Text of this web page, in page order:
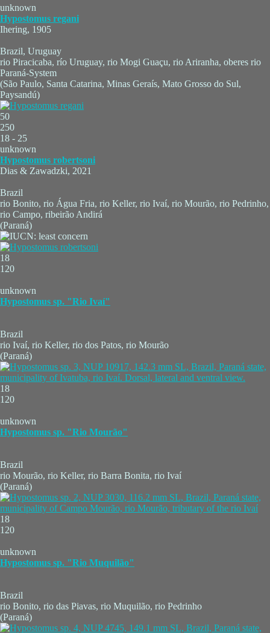
unknown
Hypostomus regani
Ihering, 1905
Brazil, Uruguay
rio Piracicaba, río Uruguay, rio Mogi Guaçu, rio Ariranha, oberes rio
Paraná-System
(São Paulo, Santa Catarina, Minas Geraís, Mato Grosso do Sul,
Paysandú)
50
250
18 - 25
unknown
Hypostomus robertsoni
Dias & Zawadzki, 2021
Brazil
rio Bonito, rio Água Fria, rio Keller, rio Ivaí, rio Mourão, rio Pedrinho,
rio Campo, ribeirão Andirá
(Paraná)
18
120
unknown
Hypostomus sp. "Rio Ivaí"
Brazil
rio Ivaí, rio Keller, rio dos Patos, rio Mourão
(Paraná)
18
120
unknown
Hypostomus sp. "Rio Mourão"
Brazil
rio Mourão, rio Keller, rio Barra Bonita, rio Ivaí
(Paraná)
18
120
unknown
Hypostomus sp. "Rio Muquilão"
Brazil
rio Bonito, rio das Piavas, rio Muquilão, rio Pedrinho
(Paraná)